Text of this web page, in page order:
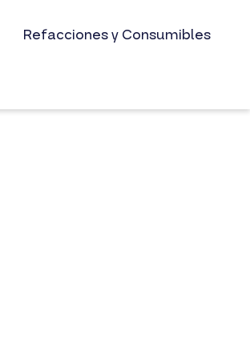
Refacciones y Consumibles